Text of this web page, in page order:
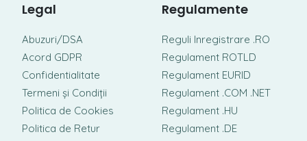
Legal
Abuzuri/DSA
Acord GDPR
Confidentialitate
Termeni și Condiții
Politica de Cookies
Politica de Retur
Regulamente
Reguli Inregistrare .RO
Regulament ROTLD
Regulament EURID
Regulament .COM .NET
Regulament .HU
Regulament .DE